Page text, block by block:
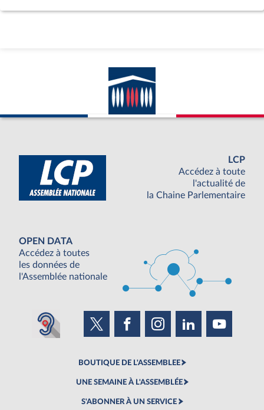
LCP
Accédez à toute
l'actualité de
la Chaine Parlementaire
OPEN DATA
Accédez à toutes
les données de
l'Assemblée nationale
BOUTIQUE DE L'ASSEMBLEE
UNE SEMAINE À L'ASSEMBLÉE
S'ABONNER À UN SERVICE